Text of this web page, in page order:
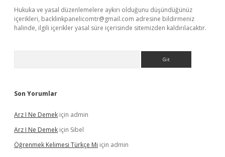
Hukuka ve yasal düzenlemelere aykırı olduğunu düşündüğünüz
içerikleri, backlinkpanelicomtr@gmail.com adresine bildirmeniz
halinde, ilgili içerikler yasal süre içerisinde sitemizden kaldırılacaktır.
Son Yorumlar
Arz I Ne Demek için admin
Arz I Ne Demek için Sibel
Öğrenmek Kelimesi Türkçe Mi için admin